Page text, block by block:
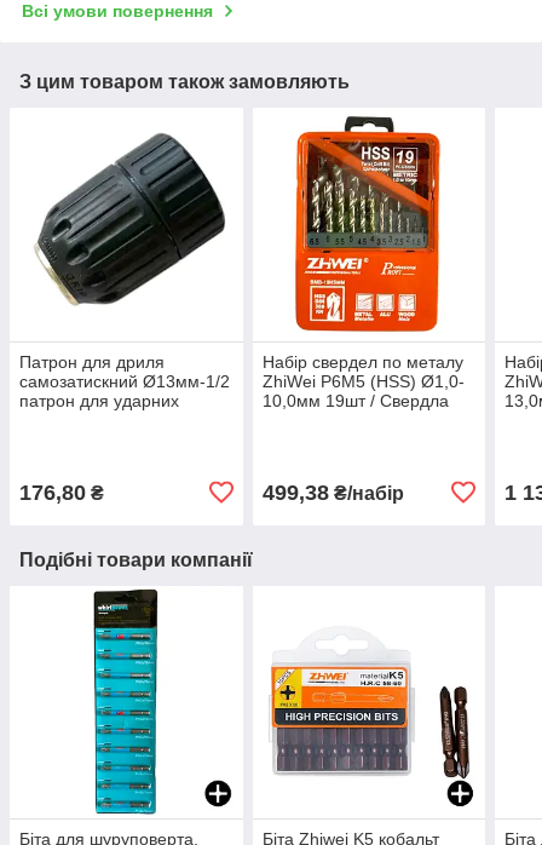
Всі умови повернення
З цим товаром також замовляють
Патрон для дриля
самозатискний Ø13мм-1/2
патрон для ударних
176,80 ₴
Набір свердел по металу
ZhiWei Р6М5 (HSS) Ø1,0-
10,0мм 19шт / Свердла
499,38₴/набір 1
Подібні товари компанії
Біта для шуруповерта,
Біта Zhiwei K5 кобальт